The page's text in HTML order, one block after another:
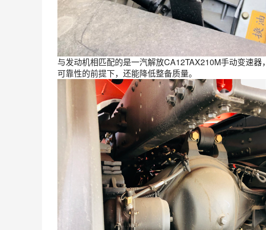
与发动机相匹配的是一汽解放CA12TAX210M手动变速
可靠性的前提下，还能降低整备质量。